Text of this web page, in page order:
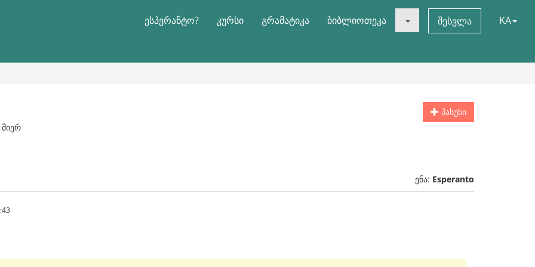
ესპერანტო? კურსი გრამატიკა ბიბლიოთეკა შესვლა KA
პასუხი
ენა: Esperanto